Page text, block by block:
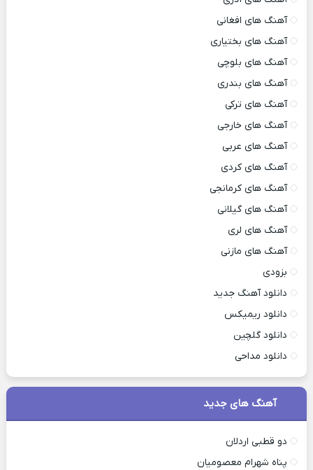
آهنگ های افغانی
آهنگ های بختیاری
آهنگ های بلوچی
آهنگ های بندری
آهنگ های ترکی
آهنگ های خارجی
آهنگ های عربی
آهنگ های کردی
آهنگ های کرمانجی
آهنگ های گیلانی
آهنگ های لری
آهنگ های مازنی
بزودی
دانلود آهنگ جدید
دانلود ریمیکس
دانلود گلچین
دانلود مداحی
آهنگ های جدید
دو قطبی اردلان
پناه شهرام معصومیان